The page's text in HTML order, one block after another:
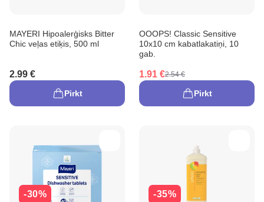
MAYERI Hipoalerģisks Bitter
Chic veļas etiķis, 500 ml
2.99 €
Pirkt
OOOPS! Classic Sensitive
10x10 cm kabatlakatiņi, 10
gab.
1.91 €2.54 €
Pirkt
-30% -35%